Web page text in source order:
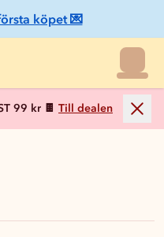
köpet 💌
99 kr 🍫 Till dealen